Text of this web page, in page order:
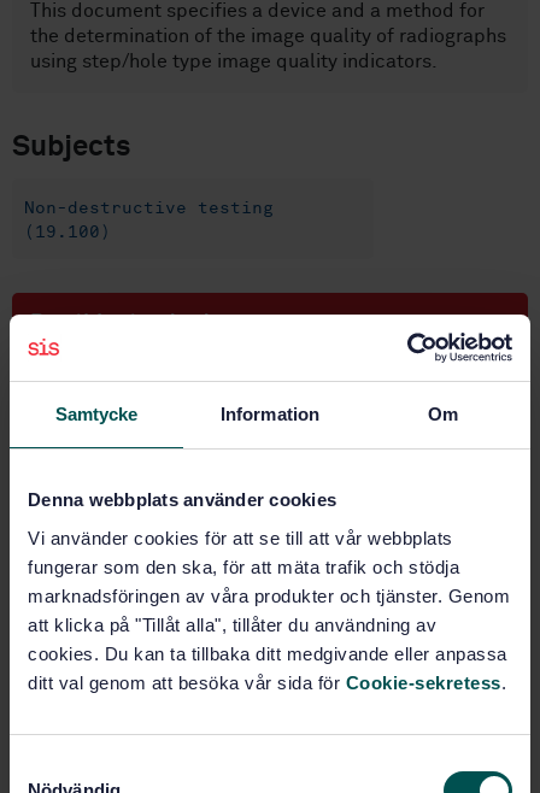
Samtycke Information Om
Denna webbplats använder cookies
Vi använder cookies för att se till att vår webbplats
fungerar som den ska, för att mäta trafik och stödja
marknadsföringen av våra produkter och tjänster. Genom
att klicka på "Tillåt alla", tillåter du användning av
cookies. Du kan ta tillbaka ditt medgivande eller anpassa
ditt val genom att besöka vår sida för Cookie-sekretess.
This document specifies a device and a method for
the determination of the image quality of radiographs
using step/hole type image quality indicators.
Subjects
Non-destructive testing
(19.100)
STANDARD
SWEDISH STANDARD · SS-EN ISO 19232-2:2013
Non-destructive testing - Image quality of
quality value using step/hole-type image quality
Subscribe on standards - Read more
Price:
Add to cart